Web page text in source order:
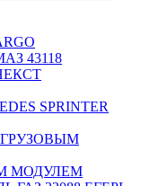
43118
SPRINTER
МОДУЛЕМ